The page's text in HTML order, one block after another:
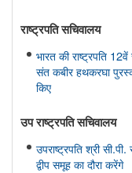
राष्ट्रपति सचिवालय
भारत की राष्ट्रपति
संत कबीर हथकरघा
किए
उप राष्ट्रपति सचिवालय
उपराष्ट्रपति श्री
द्वीप समूह का दौरा करेंगे